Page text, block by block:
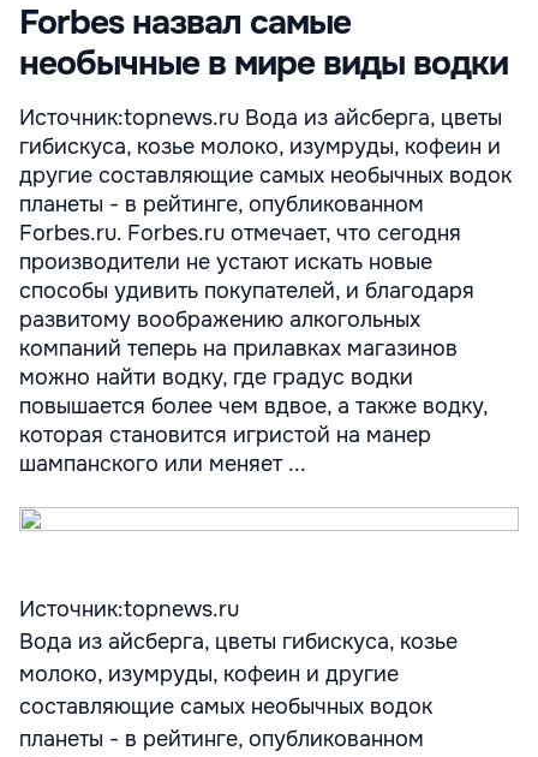
Forbes назвал самые
необычные в мире виды водки
Источник:topnews.ru Вода из айсберга, цветы
гибискуса, козье молоко, изумруды, кофеин и
другие составляющие самых необычных водок
планеты - в рейтинге, опубликованном
Forbes.ru. Forbes.ru отмечает, что сегодня
производители не устают искать новые
способы удивить покупателей, и благодаря
развитому воображению алкогольных
компаний теперь на прилавках магазинов
можно найти водку, где градус водки
повышается более чем вдвое, а также водку,
которая становится игристой на манер
шампанского или меняет ...
Источник:topnews.ru
Вода из айсберга, цветы гибискуса, козье
молоко, изумруды, кофеин и другие
составляющие самых необычных водок
планеты - в рейтинге, опубликованном